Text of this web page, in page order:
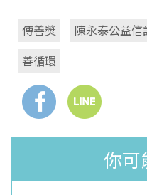
傳善獎 陳永泰公益信
善循環
你可